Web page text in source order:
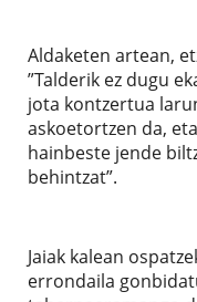
Aldaketen artean,
”Talderik ez dugu
jota kontzertua
askoetortzen da,
hainbeste jende
behintzat”.
Jaiak kalean
errondaila